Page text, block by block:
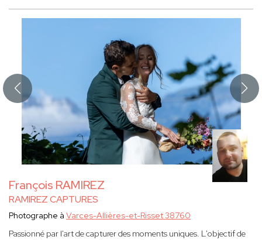
François RAMIREZ
RAMIREZ CAPTURES
Photographe à Varces-Allières-et-Risset 38760
Passionné par l'art de capturer des moments uniques. L'objectif de